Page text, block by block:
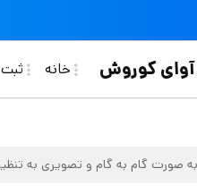
آوای کوروش خانه
به صورت گام به گام و تصویری به